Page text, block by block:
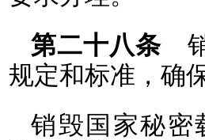
第二十八条销
规定和标准，确
销毁国家秘密